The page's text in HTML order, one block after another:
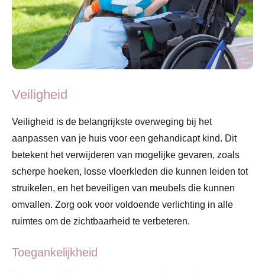
Veiligheid
Veiligheid is de belangrijkste overweging bij het
aanpassen van je huis voor een gehandicapt kind. Dit
betekent het verwijderen van mogelijke gevaren, zoals
scherpe hoeken, losse vloerkleden die kunnen leiden tot
struikelen, en het beveiligen van meubels die kunnen
omvallen. Zorg ook voor voldoende verlichting in alle
ruimtes om de zichtbaarheid te verbeteren.
Toegankelijkheid